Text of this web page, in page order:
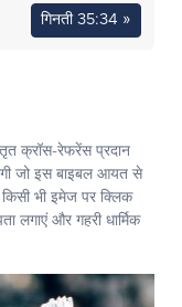
गिनती 35:34 »
क्रॉस-रेफरेंस प्रदान
जो इस बाइबल आयत से
किसी भी इमेज पर क्लिक
लगाएं और गहरी धार्मिक